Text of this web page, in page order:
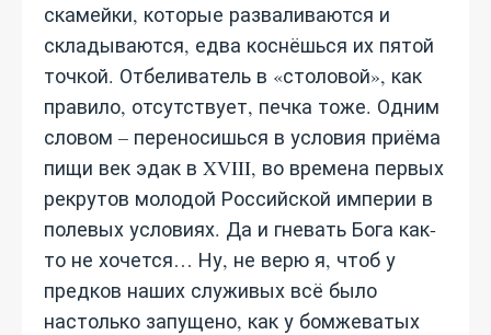
скамейки, которые разваливаются и
складываются, едва коснёшься их пятой
точкой. Отбеливатель в «столовой», как
правило, отсутствует, печка тоже. Одним
словом – переносишься в условия приёма
пищи век эдак в XVIII, во времена первых
рекрутов молодой Российской империи в
полевых условиях. Да и гневать Бога как-
то не хочется… Ну, не верю я, чтоб у
предков наших служивых всё было
настолько запущено, как у бомжеватых